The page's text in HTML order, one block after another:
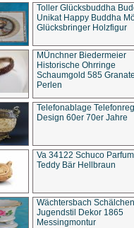
Toller Glücksbuddha
Unikat Happy Buddha
Glücksbringer Holzfigur
MÜnchner Biedermeier
Historische Ohrringe
Schaumgold 585
Perlen
Telefonablage
Design 60er 70er Jahre
Va 34122 Schuco
Teddy Bär Hellbraun
Wächtersbach Schälchen
Jugendstil Dekor 1865
Messingmontur